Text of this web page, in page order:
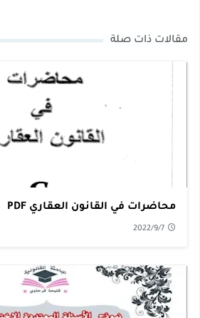
مقالات ذات صلة
محاضرات في القانون العقاري PDF
2022/9/7